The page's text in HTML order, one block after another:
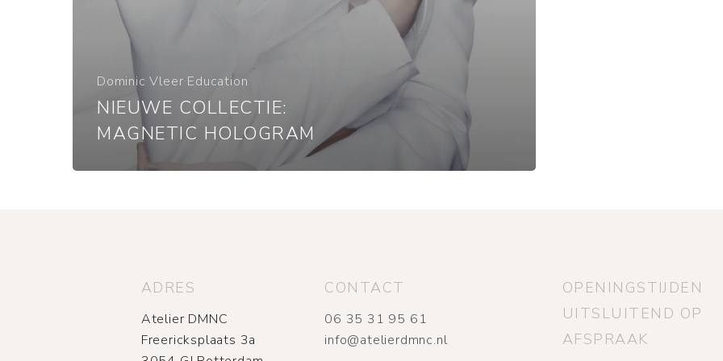
Dominic Vleer Education
NIEUWE COLLECTIE:
MAGNETIC HOLOGRAM
ADRES
Atelier DMNC
Freericksplaats 3a
CONTACT
06 35 31 95 61
info@atelierdmnc.nl
OPENINGSTIJDEN
UITSLUITEND OP
AFSPRAAK